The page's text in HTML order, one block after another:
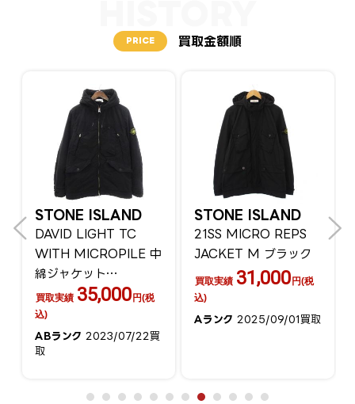
PRICE 買取金額順
STONE ISLAND
DAVID LIGHT TC
WITH MICROPILE 中
綿ジャケット
731540931
買取実績 35,000円(税
込)
ABランク 2023/07/22買
取
STONE ISLAND
21SS MICRO REPS
JACKET M ブラック
買取実績 31,000円(税
込)
Aランク 2025/09/01買取